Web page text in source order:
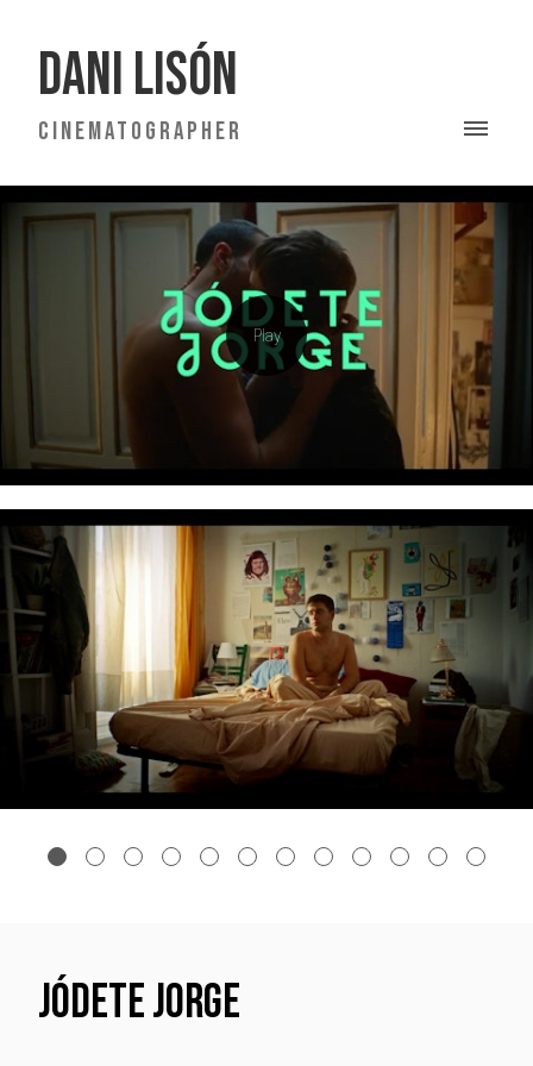
DANI LISÓN
CINEMATOGRAPHER
JÓDETE JORGE